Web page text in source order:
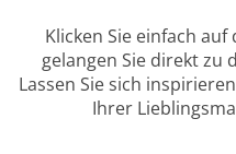
Klicken Sie einfach
gelangen Sie direkt zu
Lassen Sie sich
Ihrer